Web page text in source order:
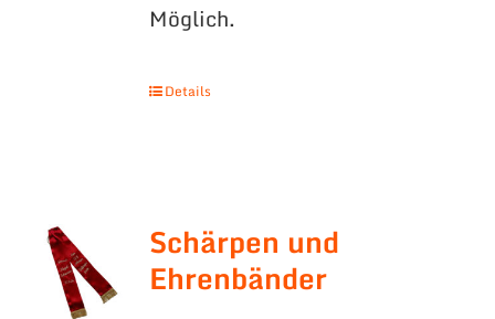
Möglich.
Details
Schärpen und
Ehrenbänder